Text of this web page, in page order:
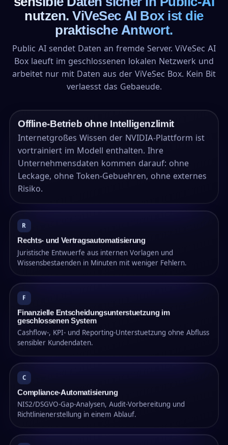
nutzen. ViVeSec AI Box ist die
praktische Antwort.
Public AI sendet Daten an fremde Server. ViVeSec AI
Box laeuft im geschlossenen lokalen Netzwerk und
arbeitet nur mit Daten aus der ViVeSec Box. Kein Bit
verlaesst das Gebaeude.
Offline-Betrieb ohne Intelligenzlimit
Internetgroßes Wissen der NVIDIA-Plattform ist
vortrainiert im Modell enthalten. Ihre
Unternehmensdaten kommen darauf: ohne
Leckage, ohne Token-Gebuehren, ohne externes
Risiko.
R
Rechts- und Vertragsautomatisierung
Juristische Entwuerfe aus internen Vorlagen und
Wissensbestaenden in Minuten mit weniger Fehlern.
F
Finanzielle Entscheidungsunterstuetzung im
geschlossenen System
Cashflow-, KPI- und Reporting-Unterstuetzung ohne Abfluss
sensibler Kundendaten.
C
Compliance-Automatisierung
NIS2/DSGVO-Gap-Analysen, Audit-Vorbereitung und
Richtlinienerstellung in einem Ablauf.